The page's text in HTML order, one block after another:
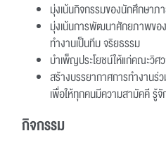
มุ่งเน้นกิจกรรมของนักศึกษา
มุ่งเน้นการพัฒนาศักยภาพขอ
ทำงานเป็นทีม จริยธรรม
บำเพ็ญประโยชน์ให้แก่คณะวิ
สร้างบรรยากาศการทำงาน
เพื่อให้ทุกคนมีความสามัคคี รู้
กิจกรรม